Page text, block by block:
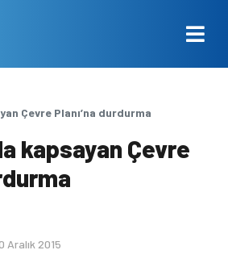
Çevre Planı’na durdurma
kapsayan Çevre
Aralık 2015